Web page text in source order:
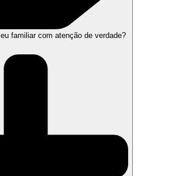
familiar com atenção de verdade?